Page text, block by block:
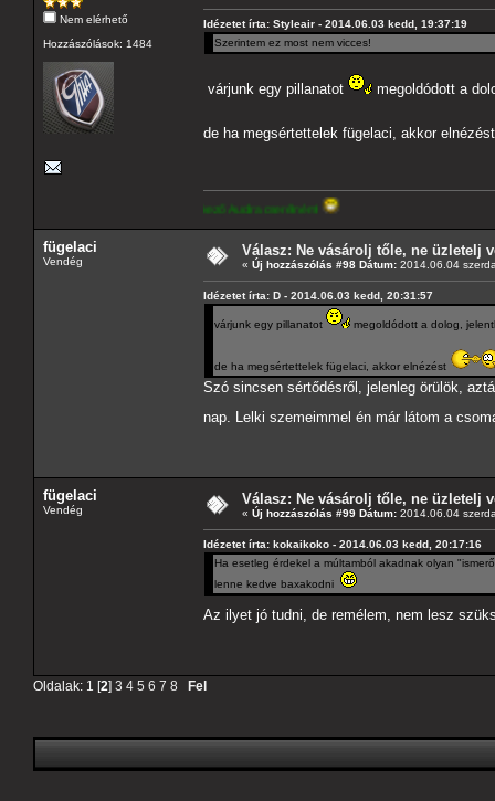
Nem elérhető
Hozzászólások: 1484
Idézetet írta: Styleair - 2014.06.03 kedd, 19:37:19
Szerintem ez most nem vicces!
várjunk egy pillanatot megoldódott a
de ha megsértettelek fügelaci, akkor
paraméterekkel rendelkező Audira cserélném!
fügelaci
Vendég
Válasz: Ne vásárolj tőle, ne üzletelj
« Új hozzászólás #98 Dátum: 2014.06.04
Idézetet írta: D - 2014.06.03 kedd, 20:31:57
várjunk egy pillanatot megoldódott a dolog,
de ha megsértettelek fügelaci, akkor elnézést
Szó sincsen sértődésről, jelenleg örülök,
nap. Lelki szemeimmel én már látom a
fügelaci
Vendég
Válasz: Ne vásárolj tőle, ne üzletelj
« Új hozzászólás #99 Dátum: 2014.06.04
Idézetet írta: kokaikoko - 2014.06.03 kedd, 20:17:16
Ha esetleg érdekel a múltamból akadnak olyan
lenne kedve baxakodni
Az ilyet jó tudni, de remélem, nem lesz
Oldalak: 1 [2] 3 4 5 6 7 8 Fel